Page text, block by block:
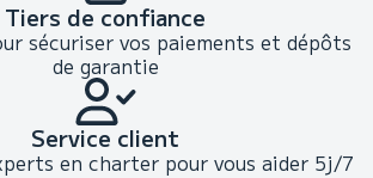
Tiers de confiance
sécuriser vos paiements et dépôts
de garantie
Service client
en charter pour vous aider 5j/7